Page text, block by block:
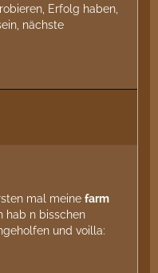
Erfolg haben,
nächste
mal meine farm
hab n bisschen
und voilla: